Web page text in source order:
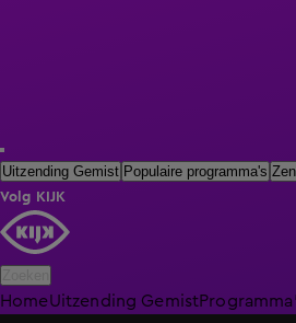
Uitzending Gemist Populaire programma's
Volg KIJK
HomeUitzending Gemist